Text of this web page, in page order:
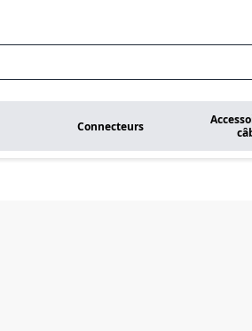
Connecteurs